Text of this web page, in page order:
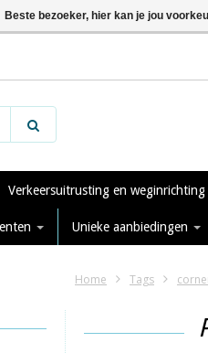
Verkeersuitrusting en weginrichting
Unieke aanbiedingen
Home Tags
Beste bezoeker, hier kan je jou